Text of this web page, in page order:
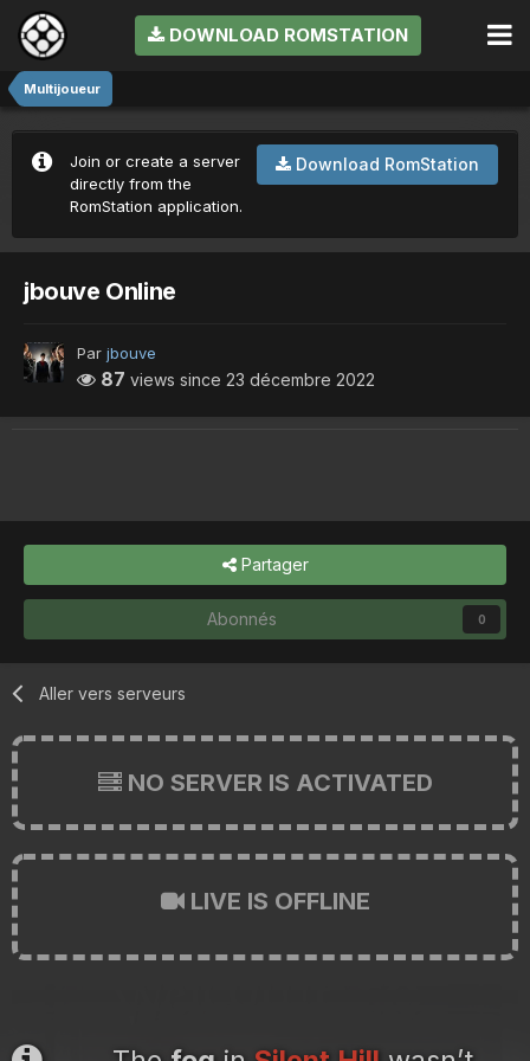
DOWNLOAD ROMSTATION
Multijoueur
Download RomStation
Join or create a server
directly from the
RomStation application.
jbouve Online
Par jbouve
87 views since 23 décembre 2022
Partager
Abonnés 0
Aller vers serveurs
NO SERVER IS ACTIVATED
LIVE IS OFFLINE